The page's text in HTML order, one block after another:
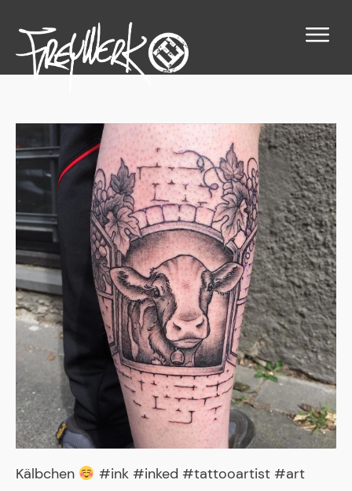
Kälbchen
#ink #inked #tattooartist #art